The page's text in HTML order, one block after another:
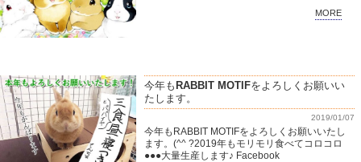
MORE
今年も RABBIT MOTIFをよろしくお願いい
たします。
2019/01/07
今年もRABBIT MOTIFをよろしくお願いいたし
ます。(^^ ?2019年もモリモリ食べてコロコロ
●●●大量生産します♪ Facebook